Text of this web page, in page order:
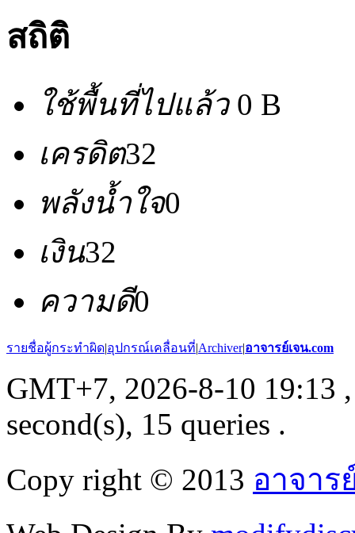
สถิติ
ใช้พื้นที่ไปแล้ว0 B
เครดิต32
พลังน้ำใจ0
เงิน32
ความดี0
รายชื่อผู้กระทำผิด|อุปกรณ์เคลื่อนที่|Archiver|อาจารย์เจน.com
GMT+7, 2026-8-10 19:13
second(s), 15 queries .
Copy right © 2013 อาจาร